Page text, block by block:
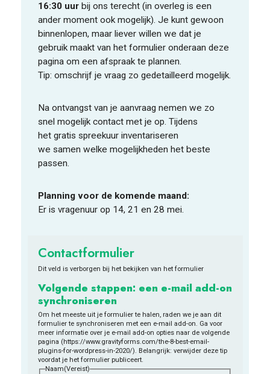
16:30 uur bij ons terecht (in overleg is een
ander moment ook mogelijk). Je kunt gewoon
binnenlopen, maar liever willen we dat je
gebruik maakt van het formulier onderaan deze
pagina om een afspraak te plannen.
Tip: omschrijf je vraag zo gedetailleerd mogelijk.
Na ontvangst van je aanvraag nemen we zo
snel mogelijkcontact met je op. Tijdens
het gratis spreekuur inventariseren
we samen welke mogelijkheden het beste
passen.
Planning voor de komende maand:
Er is vragenuur op 14, 21 en 28 mei.
Contactformulier
Dit veld is verborgen bij het bekijken van het formulier
Volgende stappen: een e-mail add-on
synchroniseren
Om het meeste uit je formulier te halen, raden we je aan dit
formulier te synchroniseren met een e-mail add-on. Ga voor
meer informatie over je e-mail add-on opties naar de volgende
pagina (https://www.gravityforms.com/the-8-best-email-
plugins-for-wordpress-in-2020/). Belangrijk: verwijder deze tip
voordat je het formulier publiceert.
Naam(Vereist)